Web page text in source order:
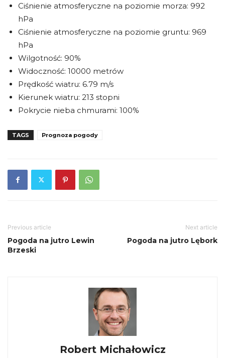
Ciśnienie atmosferyczne na poziomie morza: 992
hPa
Ciśnienie atmosferyczne na poziomie gruntu: 969
hPa
Wilgotność: 90%
Widoczność: 10000 metrów
Prędkość wiatru: 6.79 m/s
Kierunek wiatru: 213 stopni
Pokrycie nieba chmurami: 100%
TAGS Prognoza pogody
Previous article
Pogoda na jutro Lewin
Brzeski
Next article
Pogoda na jutro Lębork
Robert Michałowicz